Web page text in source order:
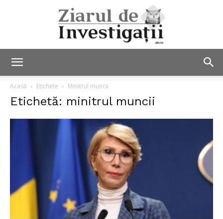
Investigații
Acasă Etichete Minitrul muncii
Etichetă: minitrul muncii